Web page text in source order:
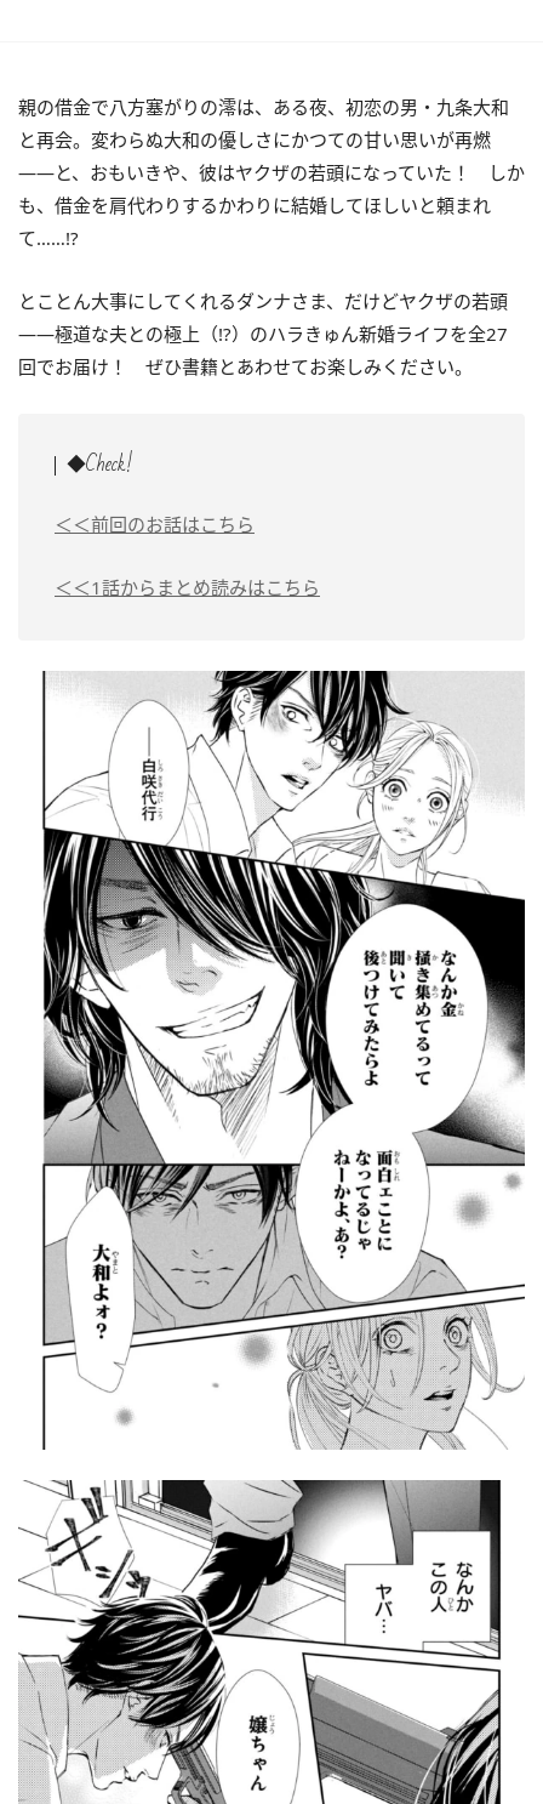
親の借金で八方塞がりの澪は、ある夜、初恋の男・九条大和
と再会。変わらぬ大和の優しさにかつての甘い思いが再燃
――と、おもいきや、彼はヤクザの若頭になっていた！ しか
も、借金を肩代わりするかわりに結婚してほしいと頼まれ
て……!?
とことん大事にしてくれるダンナさま、だけどヤクザの若頭
――極道な夫との極上（!?）のハラきゅん新婚ライフを全27
回でお届け！ ぜひ書籍とあわせてお楽しみください。
◆Check!
＜＜前回のお話はこちら
＜＜1話からまとめ読みはこちら